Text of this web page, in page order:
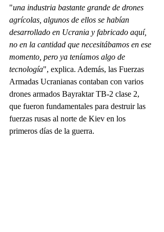
"una industria bastante grande de drones
agrícolas, algunos de ellos se habían
desarrollado en Ucrania y fabricado aquí,
no en la cantidad que necesitábamos en ese
momento, pero ya teníamos algo de
tecnología", explica. Además, las Fuerzas
Armadas Ucranianas contaban con varios
drones armados Bayraktar TB-2 clase 2,
que fueron fundamentales para destruir las
fuerzas rusas al norte de Kiev en los
primeros días de la guerra.